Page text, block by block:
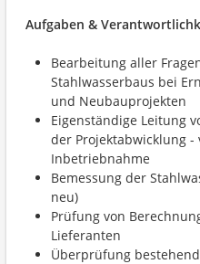
Aufgaben &
Bearbeitung aller
Stahlwasserbaus bei
und Neubauprojekten
Eigenständige Leitung
der Projektabwicklung
Inbetriebnahme
Bemessung der
neu)
Prüfung von
Lieferanten
Überprüfung